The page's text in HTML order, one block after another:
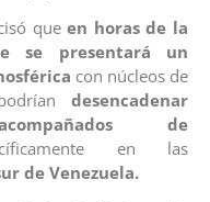
queen horas de la
se presentará un
con núcleos de
desencadenar
de
en las
de Venezuela.